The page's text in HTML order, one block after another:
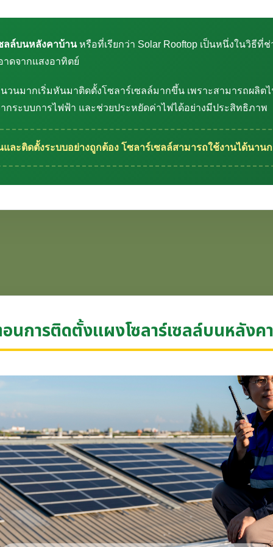
ลล์บนหลังคาบ้านหรือที่เรียกว่า Solar Rooftop เป็นหนึ่งในวิธีที่
าดจากแสงอาทิตย์
วนมากเริ่มหันมาติดตั้งโซลาร์เซลล์มากขึ้น เพราะสามารถผลิตไ
กระบบการไฟฟ้า และช่วยประหยัดค่าไฟได้อย่างมีประสิทธิภาพ
และติดตั้งระบบอย่างถูกต้อง โซลาร์เซลล์สามารถใช้งานได้นานก
นการติดตั้งแผงโซลาร์เซลล์บนหลังค